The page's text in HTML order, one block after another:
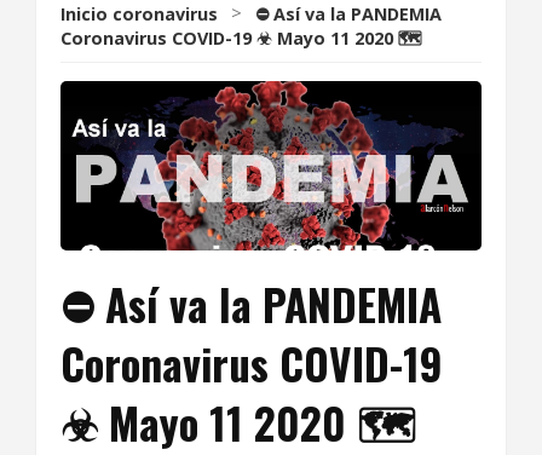
Inicio coronavirus >
⛔ Así va la PANDEMIA
Coronavirus COVID-19 ☣ Mayo 11 2020 🗺
⛔ Así va la PANDEMIA
Coronavirus COVID-19
☣ Mayo 11 2020 🗺